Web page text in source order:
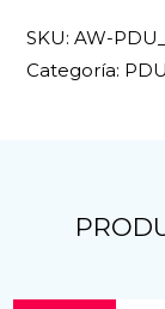
SKU:AW-
Categoría: PDU